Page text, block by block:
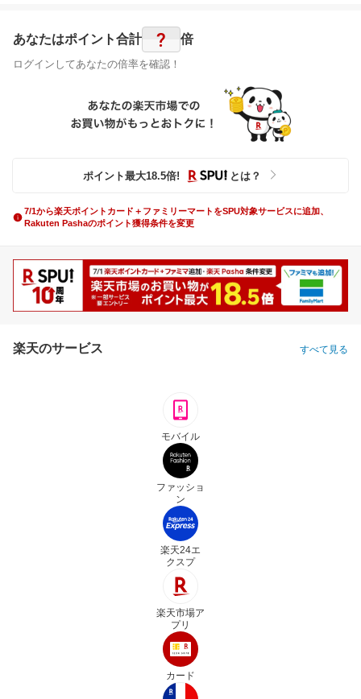
あなたはポイント合計 ? 倍
ログインしてあなたの倍率を確認！
ポイント最大18.5倍! とは？
7/1から楽天ポイントカード＋ファミリーマートをSPU対象サービスに追加、
Rakuten Pashaのポイント獲得条件を変更
楽天のサービス すべて見る
モバイル
ファッショ
ン
楽天24エ
クスプ
楽天市場ア
プリ
カード